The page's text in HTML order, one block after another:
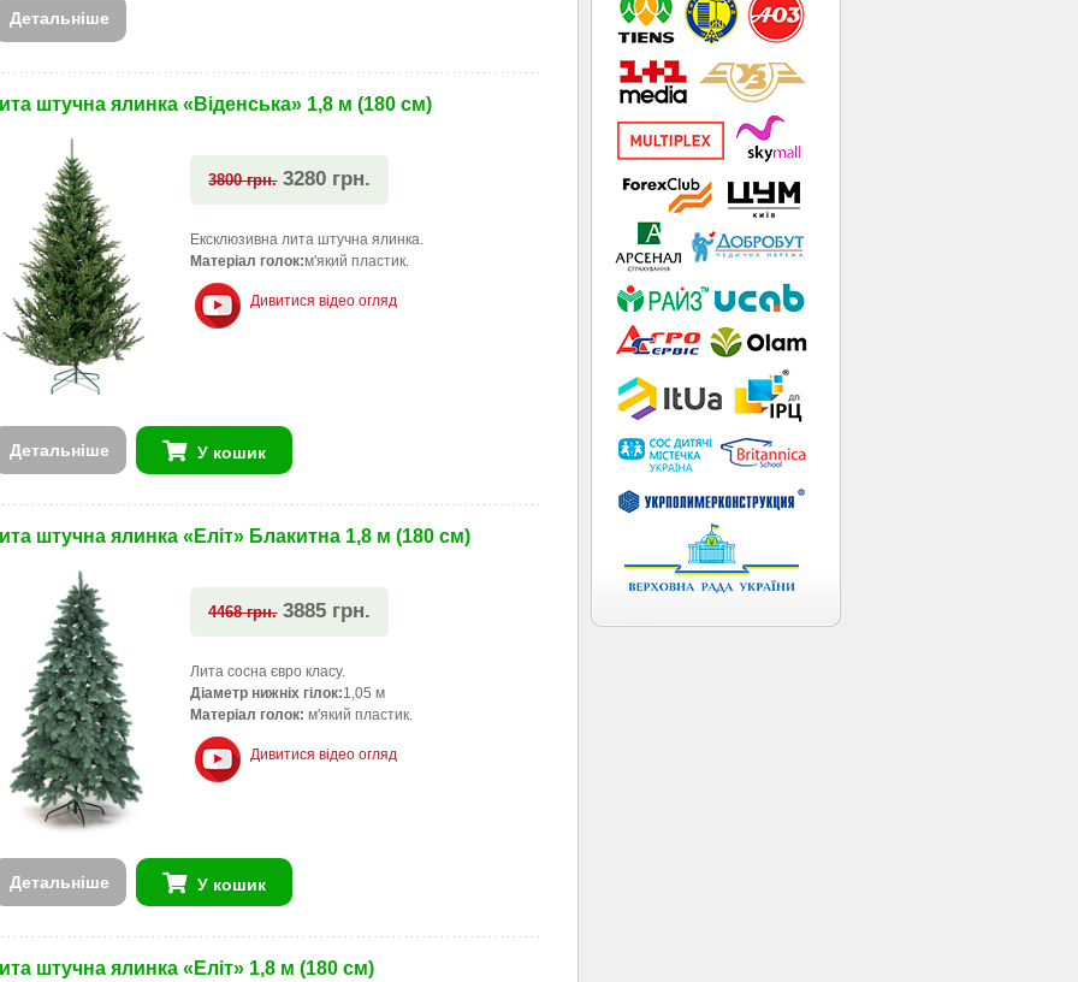
Детальніше
штучна ялинка «Віденська» 1,8 м (180 см)
3800 грн.3280 грн.
Ексклюзивна лита штучна ялинка.
Матеріал голок:м'який пластик.
Дивитися відео огляд
Детальніше У кошик
штучна ялинка «Еліт» Блакитна 1,8 м (180 см)
4468 грн.3885 грн.
Лита сосна євро класу.
Діаметр нижніх гілок:1,05 м
Матеріал голок:м'який пластик.
Дивитися відео огляд
Детальніше У кошик
штучна ялинка «Еліт» 1,8 м (180 см)